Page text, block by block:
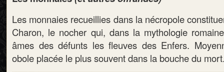
Les monnaies recueillies dans la nécropole
Charon, le nocher qui, dans la mythologie
âmes des défunts les fleuves des Enfers.
obole placée le plus souvent dans la bouche du